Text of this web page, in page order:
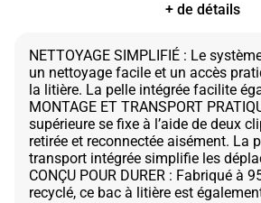
+ de détails
NETTOYAGE SIMPLIFIÉ : Le
un nettoyage facile et un accès
la litière. La pelle intégrée facilite
MONTAGE ET TRANSPORT
supérieure se fixe à l’aide de deux
retirée et reconnectée aisément. La
transport intégrée simplifie les
CONÇU POUR DURER : Fabriqué à
recyclé, ce bac à litière est